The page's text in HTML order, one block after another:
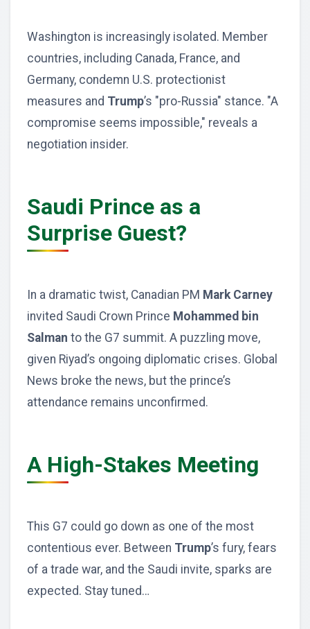
Washington is increasingly isolated. Member
countries, including Canada, France, and
Germany, condemn U.S. protectionist
measures and Trump’s "pro-Russia" stance. "A
compromise seems impossible," reveals a
negotiation insider.
Saudi Prince as a
Surprise Guest?
In a dramatic twist, Canadian PM Mark Carney
invited Saudi Crown Prince Mohammed bin
Salman to the G7 summit. A puzzling move,
given Riyad’s ongoing diplomatic crises. Global
News broke the news, but the prince’s
attendance remains unconfirmed.
A High-Stakes Meeting
This G7 could go down as one of the most
contentious ever. Between Trump’s fury, fears
of a trade war, and the Saudi invite, sparks are
expected. Stay tuned…